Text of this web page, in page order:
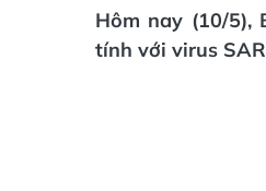
Hôm nay (10/5),
tính với virus